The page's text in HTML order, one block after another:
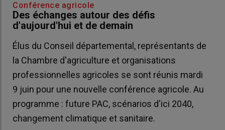
Conférence agricole
Des échanges autour des défis
d'aujourd'hui et de demain
Élus du Conseil départemental, représentants de
la Chambre d'agriculture et organisations
professionnelles agricoles se sont réunis mardi
9 juin pour une nouvelle conférence agricole. Au
programme : future PAC, scénarios d'ici 2040,
changement climatique et sanitaire.